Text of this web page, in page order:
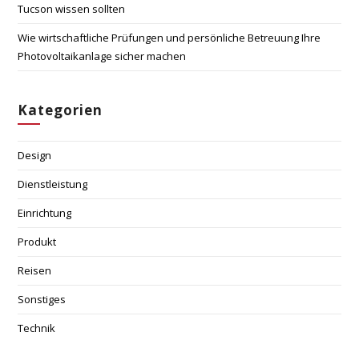
Tucson wissen sollten
Wie wirtschaftliche Prüfungen und persönliche Betreuung Ihre
Photovoltaikanlage sicher machen
Kategorien
Design
Dienstleistung
Einrichtung
Produkt
Reisen
Sonstiges
Technik